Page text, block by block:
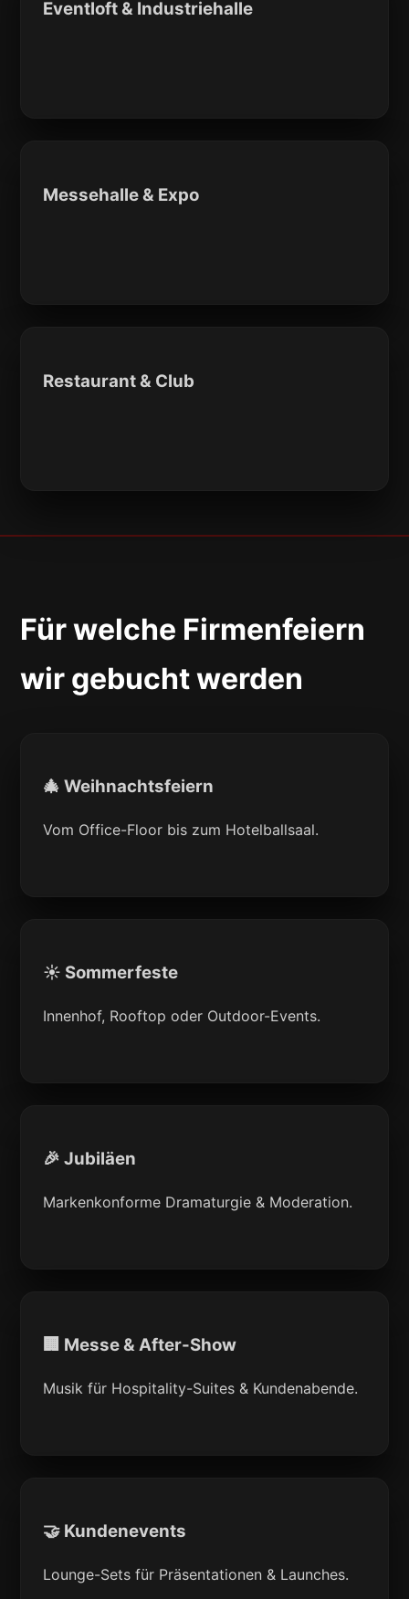
Eventloft & Industriehalle
Messehalle & Expo
Restaurant & Club
Für welche Firmenfeiern
wir gebucht werden
🎄 Weihnachtsfeiern
Vom Office-Floor bis zum Hotelballsaal.
☀️ Sommerfeste
Innenhof, Rooftop oder Outdoor-Events.
🎉 Jubiläen
Markenkonforme Dramaturgie & Moderation.
🏢 Messe & After-Show
Musik für Hospitality-Suites & Kundenabende.
🤝 Kundenevents
Lounge-Sets für Präsentationen & Launches.